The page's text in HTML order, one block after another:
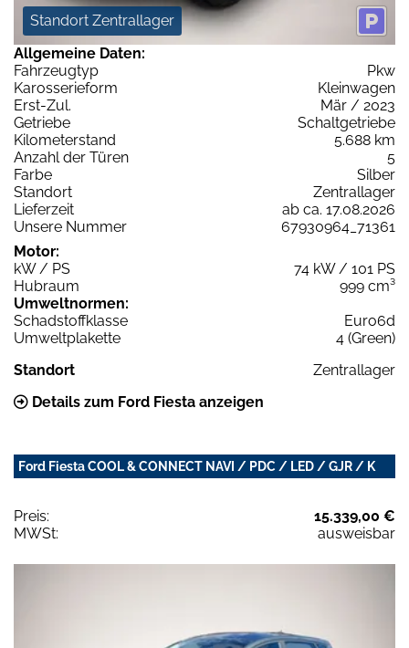
Standort Zentrallager
Allgemeine Daten:
Fahrzeugtyp
Pkw
Karosserieform
Kleinwagen
Erst-Zul.
Mär / 2023
Getriebe
Schaltgetriebe
Kilometerstand
5.688 km
Anzahl der Türen
5
Farbe
Silber
Standort
Zentrallager
Lieferzeit
ab ca. 17.08.2026
Unsere Nummer
67930964_71361
Motor:
kW / PS
74 kW / 101 PS
Hubraum
999 cm³
Umweltnormen:
Schadstoffklasse
Euro6d
Umweltplakette
4 (Green)
Standort
Zentrallager
Details zum Ford Fiesta anzeigen
Ford Fiesta COOL & CONNECT NAVI / PDC / LED / GJR / K
Preis:
15.339,00 €
MWSt:
ausweisbar